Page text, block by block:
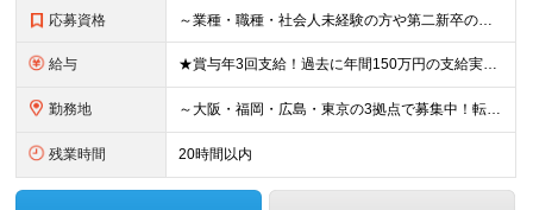
応募資格 ～業種・職種・社会人未経験の方や第二新卒の方も歓迎！～ ■学歴不問 ■35歳以下※若年層の長期キャリア形成を図るため ＼意欲重視の人物採用！ こんな方をお待ちしています／ ■チームでやり遂げる仕事が
給与 ★賞与年3回支給！過去に年間150万円の支給実績あり ■大阪・広島：月給23万3000円～35万円（固定残業代／月4万2000円～5万5000円含む） └試用期間中：月給22万5000円～（固定残業
勤務地 ～大阪・福岡・広島・東京の3拠点で募集中！転勤なし～ ※希望・住まいを考慮して決定します ■大阪支店 大阪府大阪市中央区瓦町3-3-16OWL瓦町ビル4Ｆ ■福岡本社 福岡県福岡市博多区博多駅東2
残業時間 20時間以内